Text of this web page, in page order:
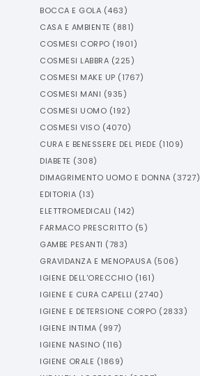
BOCCA E GOLA (463)
CASA E AMBIENTE (881)
COSMESI CORPO (1901)
COSMESI LABBRA (225)
COSMESI MAKE UP (1767)
COSMESI MANI (935)
COSMESI UOMO (192)
COSMESI VISO (4070)
CURA E BENESSERE DEL PIEDE (1109)
DIABETE (308)
DIMAGRIMENTO UOMO E DONNA (3727)
EDITORIA (13)
ELETTROMEDICALI (142)
FARMACO PRESCRITTO (5)
GAMBE PESANTI (783)
GRAVIDANZA E MENOPAUSA (506)
IGIENE DELL'ORECCHIO (161)
IGIENE E CURA CAPELLI (2740)
IGIENE E DETERSIONE CORPO (2833)
IGIENE INTIMA (997)
IGIENE NASINO (116)
IGIENE ORALE (1869)